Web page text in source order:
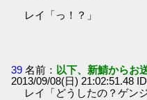
レイ「っ！？」
39 名前： 以下、新鯖からお
2013/09/08(日) 21:02:51.48
レイ「どうしたの？ゲンジ